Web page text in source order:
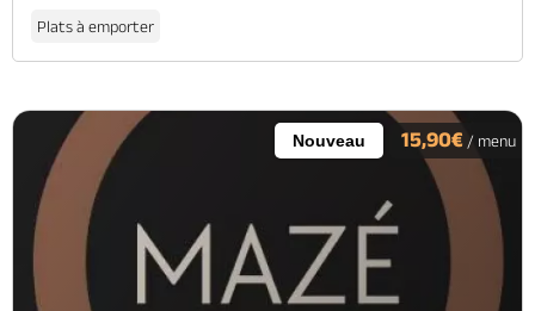
Plats à emporter
Nouveau 15,90€ / menu